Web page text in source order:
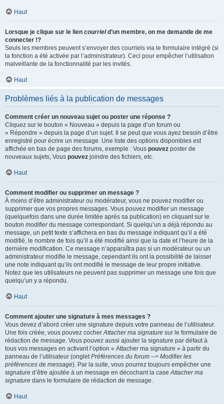
Haut
Lorsque je clique sur le lien courrield’un membre, on me demande de me
connecter !?
Seuls les membres peuvent s’envoyer des courriels via le formulaire intégré (si
la fonction a été activée par l’administrateur). Ceci pour empêcher l’utilisation
malveillante de la fonctionnalité par les invités.
Haut
Problèmes liés à la publication de messages
Comment créer un nouveau sujet ou poster une réponse ?
Cliquez sur le bouton « Nouveau » depuis la page d’un forum ou
« Répondre » depuis la page d’un sujet. Il se peut que vous ayez besoin d’être
enregistré pour écrire un message. Une liste des options disponibles est
affichée en bas de page des forums, exemple : Vous pouvez poster de
nouveaux sujets, Vous pouvez joindre des fichiers, etc.
Haut
Comment modifier ou supprimer un message ?
À moins d’être administrateur ou modérateur, vous ne pouvez modifier ou
supprimer que vos propres messages. Vous pouvez modifier un message
(quelquefois dans une durée limitée après sa publication) en cliquant sur le
bouton modifierdu message correspondant. Si quelqu’un a déjà répondu au
message, un petit texte s’affichera en bas du message indiquant qu’il a été
modifié, le nombre de fois qu’il a été modifié ainsi que la date et l’heure de la
dernière modification. Ce message n’apparaîtra pas si un modérateur ou un
administrateur modifie le message, cependant ils ont la possibilité de laisser
une note indiquant qu’ils ont modifié le message de leur propre initiative.
Notez que les utilisateurs ne peuvent pas supprimer un message une fois que
quelqu’un y a répondu.
Haut
Comment ajouter une signature à mes messages ?
Vous devez d’abord créer une signature depuis votre panneau de l’utilisateur.
Une fois créée, vous pouvez cocherAttacher ma signature sur le formulaire de
rédaction de message. Vous pouvez aussi ajouter la signature par défaut à
tous vos messages en activant l’option « Attacher ma signature » à partir du
panneau de l’utilisateur (ongletPréférences du forum --> Modifier les
préférences de message). Par la suite, vous pourrez toujours empêcher une
signature d’être ajoutée à un message en décochant la caseAttacher ma
signature dans le formulaire de rédaction de message.
Haut